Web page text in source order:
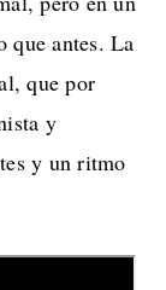
que antes. La
que por
y
y un ritmo